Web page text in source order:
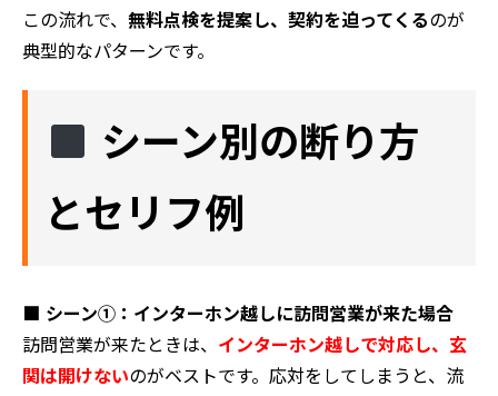
この流れで、 無料点検を提案し、契約を迫ってくるのが
典型的なパターンです。
シーン別の断り方
とセリフ例
■ シーン①：インターホン越しに訪問営業が来た場合
訪問営業が来たときは、 インターホン越しで対応し、玄
関は開けないのがベストです。応対をしてしまうと、流